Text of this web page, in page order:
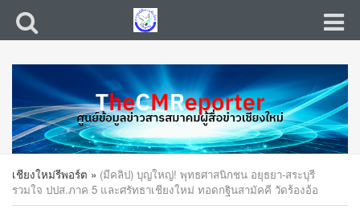
เชียงใหม่รีพอร์ต » (มีคลิป) บุญใหญ่! พุทธศาสนิกชน อยุธยา-สระบุรี
รวมใจ ปปส.ภาค 5 และศรัทธาเชียงใหม่ ทอดกฐินสามัคคี วัดร้องอ้อ